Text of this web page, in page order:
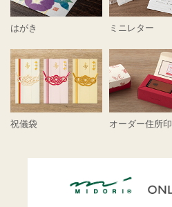
はがき ミニレター
祝儀袋 オーダー住所印